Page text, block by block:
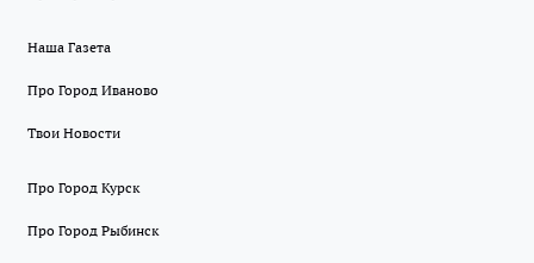
Наша Газета
Про Город Иваново
Твои Новости
Про Город Курск
Про Город Рыбинск